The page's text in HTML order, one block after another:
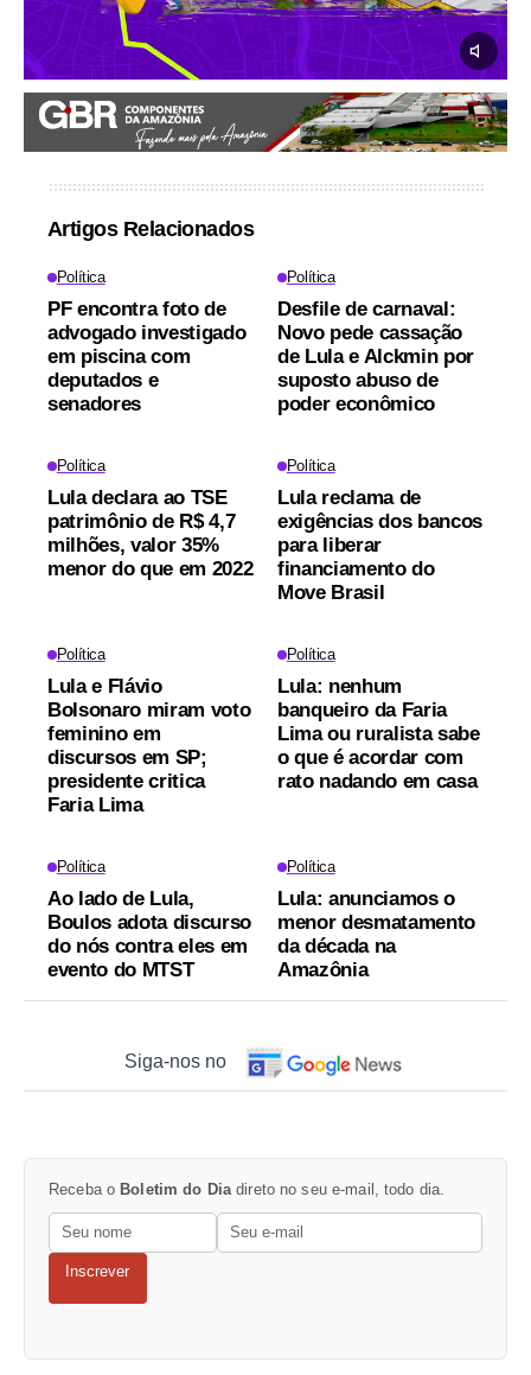
Artigos Relacionados
Política
PF encontra foto de
advogado investigado
em piscina com
deputados e
senadores
Política
Desfile de carnaval:
Novo pede cassação
de Lula e Alckmin por
suposto abuso de
poder econômico
Política
Lula declara ao TSE
patrimônio de R$ 4,7
milhões, valor 35%
menor do que em 2022
Política
Lula reclama de
exigências dos bancos
para liberar
financiamento do
Move Brasil
Política
Lula e Flávio
Bolsonaro miram voto
feminino em
discursos em SP;
presidente critica
Faria Lima
Política
Lula: nenhum
banqueiro da Faria
Lima ou ruralista sabe
o que é acordar com
rato nadando em casa
Política
Ao lado de Lula,
Boulos adota discurso
do nós contra eles em
evento do MTST
Política
Lula: anunciamos o
menor desmatamento
da década na
Amazônia
Siga-nos no
Receba o Boletim do Diadireto no seu e-mail, todo dia.
Inscrever